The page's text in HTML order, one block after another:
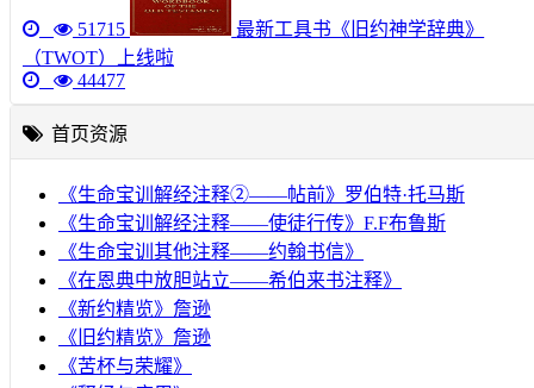
51715
最新工具书《旧约神学辞典》
（TWOT）上线啦
44477
首页资源
《生命宝训解经注释②——帖前》罗伯特·托马斯
《生命宝训解经注释——使徒行传》F.F布鲁斯
《生命宝训其他注释——约翰书信》
《在恩典中放胆站立——希伯来书注释》
《新约精览》詹逊
《旧约精览》詹逊
《苦杯与荣耀》